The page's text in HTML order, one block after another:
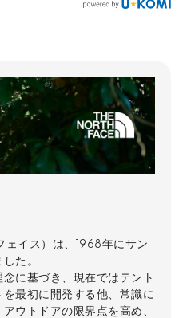
ェイス）は、1968年にサン
た。
に基づき、現在ではテント
最初に開発する他、常識に
ウトドアの限界点を高め、